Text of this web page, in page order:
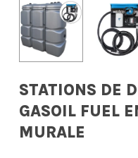
STATIONS DE
GASOIL FUEL
MURALE